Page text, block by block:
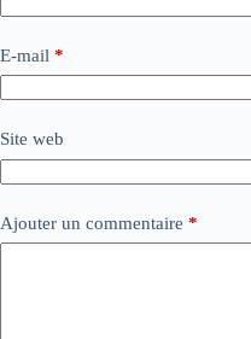
E-mail *
Site web
Ajouter un commentaire *